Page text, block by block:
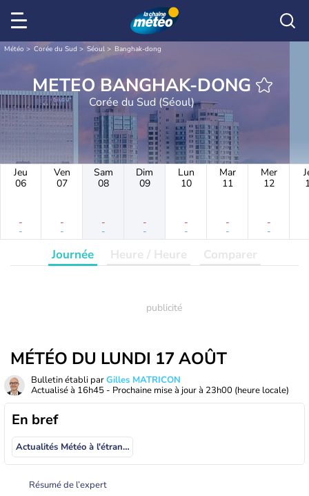
Météo Corée du Sud Séoul Banghak-dong
METEO BANGHAK-DONG
Corée du Sud (Séoul)
Jeu
06
-
-
Ven
07
-
-
Sam
08
-
-
Dim
09
-
-
Lun
10
-
-
Mar
11
-
-
Mer
12
-
-
Journée Heure / Heure Comparer
MÉTÉO DU LUNDI 17 AOÛT
Bulletin établi parGilles MATRICON
Actualisé à 16h45 - Prochaine mise à jour à 23h00 (heure locale)
En bref
Actualités Météo à l'étranger
Résumé de l’expert